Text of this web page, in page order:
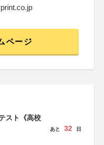
ページ
スト《高校
あと 32 日